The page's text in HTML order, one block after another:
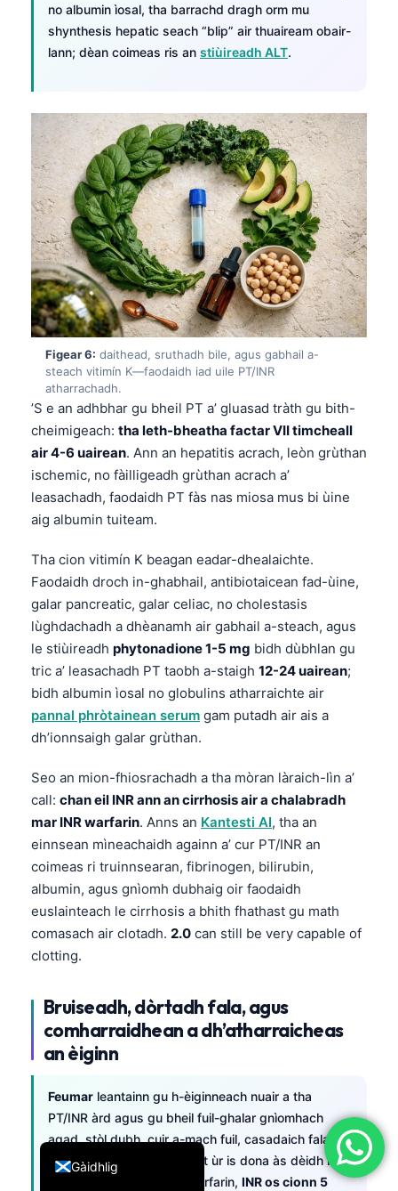
no albumin ìosal, tha barrachd dragh orm mu
shynthesis hepatic seach “blip” air thuaiream obair-
lann; dèan coimeas ris an stiùireadh ALT.
Figear 6: daithead, sruthadh bile, agus gabhail a-
steach vitimín K—faodaidh iad uile PT/INR
atharrachadh.
’S e an adhbhar gu bheil PT a’ gluasad tràth gu bith-
cheimigeach: tha leth-bheatha factar VII timcheall
air 4-6 uairean. Ann an hepatitis acrach, leòn grùthan
ischemic, no fàilligeadh grùthan acrach a’
leasachadh, faodaidh PT fàs nas miosa mus bi ùine
aig albumin tuiteam.
Tha cion vitimín K beagan eadar-dhealaichte.
Faodaidh droch in-ghabhail, antibiotaicean fad-ùine,
galar pancreatic, galar celiac, no cholestasis
lùghdachadh a dhèanamh air gabhail a-steach, agus
le stiùireadh phytonadione 1-5 mg bidh dùbhlan gu
tric a’ leasachadh PT taobh a-staigh 12-24 uairean;
bidh albumin ìosal no globulins atharraichte air
pannal phròtainean serum gam putadh air ais a
dh’ionnsaigh galar grùthan.
Seo an mion-fhiosrachadh a tha mòran làraich-lìn a’
call: chan eil INR ann an cirrhosis air a chalabradh
mar INR warfarin. Anns an Kantesti AI, tha an
einnsean mìneachaidh againn a’ cur PT/INR an
coimeas ri truinnsearan, fibrinogen, bilirubin,
albumin, agus gnìomh dubhaig oir faodaidh
euslainteach le cirrhosis a bhith fhathast gu math
comasach air clotadh. 2.0 can still be very capable of
clotting.
Bruiseadh, dòrtadh fala, agus
comharraidhean a dh’atharraicheas
an èiginn
Feumar leantainn gu h-èiginneach nuair a tha
PT/INR àrd agus gu bheil fuil-ghalar gnìomhach
agad, stòl dubh, cuir a-mach fuil, casadaich fala,
fannachadh, no ceann goirt ùr is dona às dèidh leòn
cinn. Ann an inbhich air warfarin, INR os cionn 5
Gàidhlig
English
Français
עִבְרִית
Español
Português
Ελληνικά
Türkçe
Română
简体中文
فارسی
Dansk
Nederlands
हिन्दी
Հայերեն
Íslenska
Svenska
Bosanski
Azərbaycan dili
Eesti
日本語
Čeština
Русский
Lietuvių kalba
Polski
한국어
Slovenščina
Magyar
Shqip
मराठी